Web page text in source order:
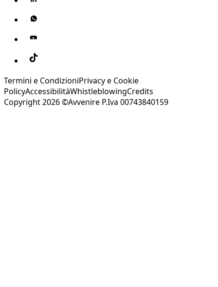
Termini e CondizioniPrivacy e Cookie
PolicyAccessibilitàWhistleblowingCredits
Copyright 2026 ©Avvenire P.Iva 00743840159